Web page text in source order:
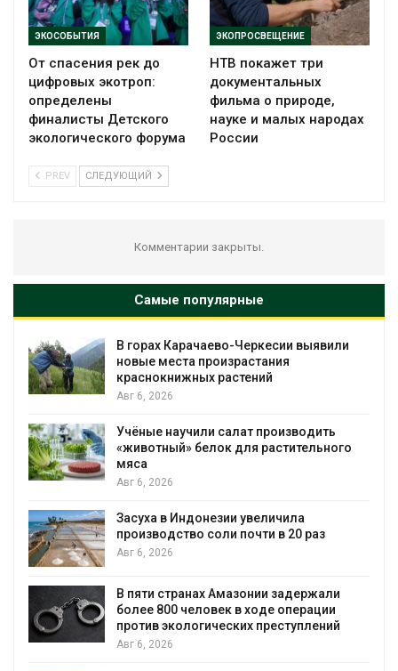
ЭКОСОБЫТИЯ
От спасения рек до
цифровых экотроп:
определены
финалисты Детского
экологического форума
ЭКОПРОСВЕЩЕНИЕ
НТВ покажет три
документальных
фильма о природе,
науке и малых народах
России
PREV СЛЕДУЮЩИЙ
Комментарии закрыты.
Самые популярные
Черкесии выявили
производить
для растительного
увеличила
почти в 20 раз
в ходе операции
преступлений
В Домодедове
последствия разлива
пожара на складе
Изменение климата
бабочек по всему миру
установки солнечных
бизнеса
Москвариум отметит
трёхдневным
Авг 5, 2026